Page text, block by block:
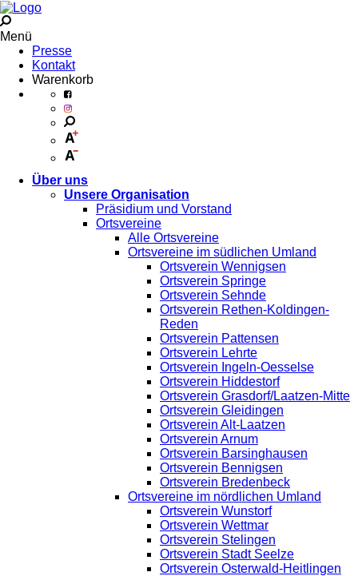
Menü
Presse
Kontakt
Warenkorb
Über uns
Unsere Organisation
Präsidium und Vorstand
Ortsvereine
Alle Ortsvereine
Ortsvereine im südlichen Umland
Ortsverein Wennigsen
Ortsverein Springe
Ortsverein Sehnde
Ortsverein Rethen-Koldingen-
Reden
Ortsverein Pattensen
Ortsverein Lehrte
Ortsverein Ingeln-Oesselse
Ortsverein Hiddestorf
Ortsverein Grasdorf/Laatzen-Mitte
Ortsverein Gleidingen
Ortsverein Alt-Laatzen
Ortsverein Arnum
Ortsverein Barsinghausen
Ortsverein Bennigsen
Ortsverein Bredenbeck
Ortsvereine im nördlichen Umland
Ortsverein Wunstorf
Ortsverein Wettmar
Ortsverein Stelingen
Ortsverein Stadt Seelze
Ortsverein Osterwald-Heitlingen